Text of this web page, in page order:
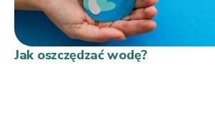
Jak oszczędzać wodę?